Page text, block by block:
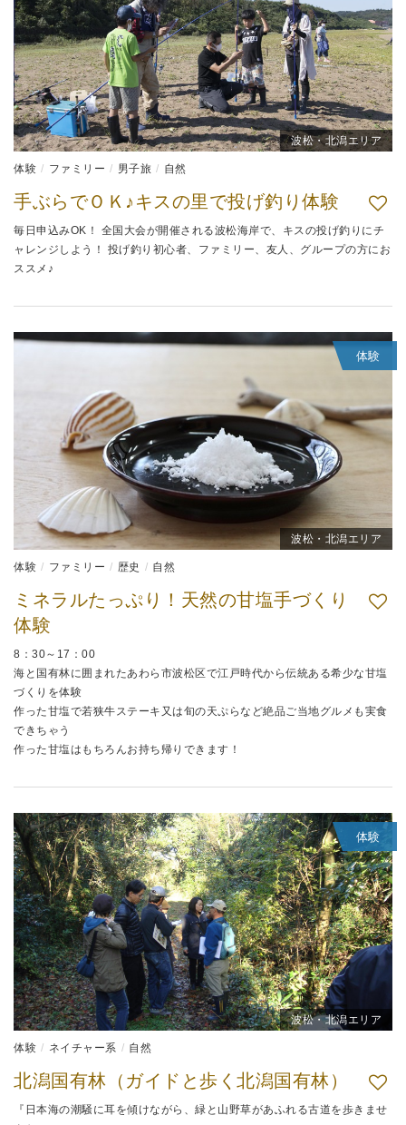
波松・北潟エリア
体験 ファミリー 男子旅 自然
手ぶらでＯＫ♪キスの里で投げ釣り体験
毎日申込みOK！ 全国大会が開催される波松海岸で、キスの投げ釣りにチ
ャレンジしよう！ 投げ釣り初心者、ファミリー、友人、グループの方にお
ススメ♪
体験
波松・北潟エリア
体験 ファミリー 歴史 自然
ミネラルたっぷり！天然の甘塩手づくり
体験
8：30～17：00
海と国有林に囲まれたあわら市波松区で江戸時代から伝統ある希少な甘塩
づくりを体験
作った甘塩で若狭牛ステーキ又は旬の天ぷらなど絶品ご当地グルメも実食
できちゃう
作った甘塩はもちろんお持ち帰りできます！
体験
波松・北潟エリア
体験 ネイチャー系 自然
北潟国有林（ガイドと歩く北潟国有林）
『日本海の潮騒に耳を傾けながら、緑と山野草があふれる古道を歩きませ